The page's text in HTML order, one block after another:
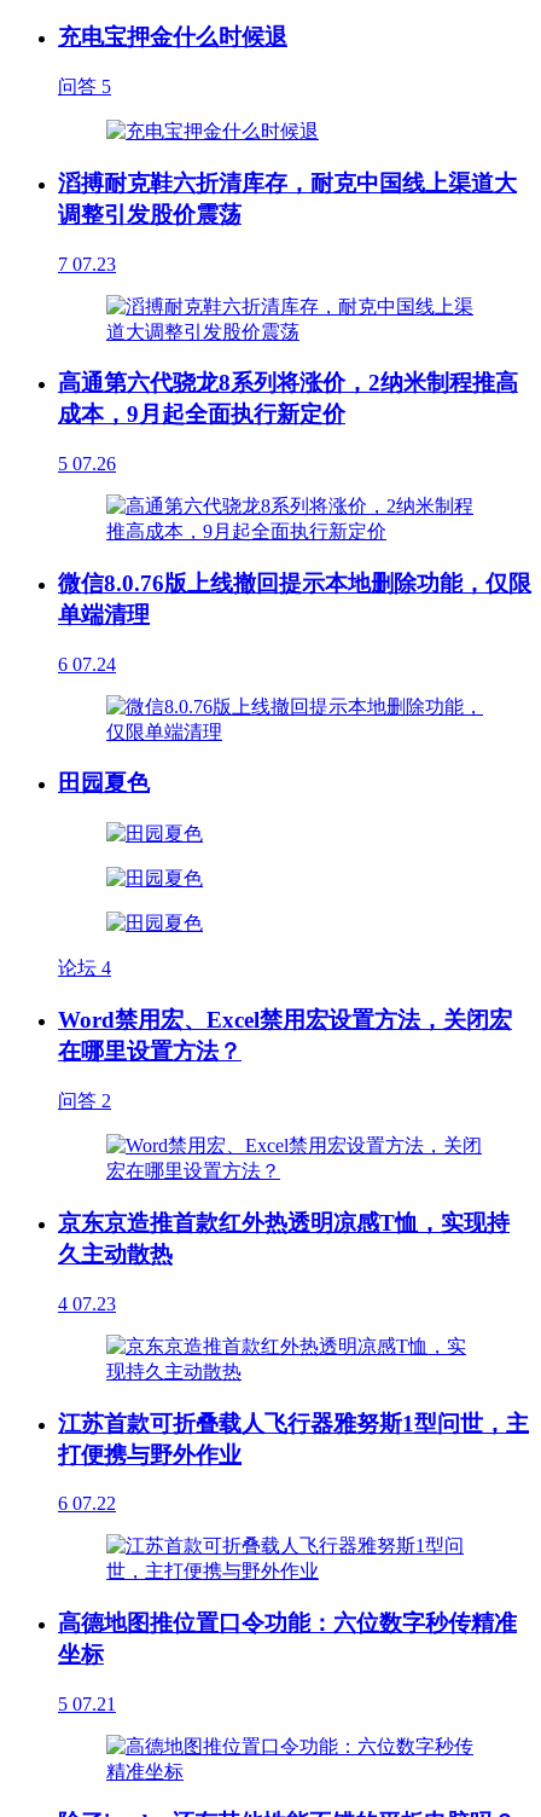
充电宝押金什么时候退
问答 5
滔搏耐克鞋六折清库存，耐克中国线上渠道大
调整引发股价震荡
7 07.23
高通第六代骁龙8系列将涨价，2纳米制程推高
成本，9月起全面执行新定价
5 07.26
微信8.0.76版上线撤回提示本地删除功能，仅限
单端清理
6 07.24
田园夏色
论坛 4
Word禁用宏、Excel禁用宏设置方法，关闭宏
在哪里设置方法？
问答 2
京东京造推首款红外热透明凉感T恤，实现持
久主动散热
4 07.23
江苏首款可折叠载人飞行器雅努斯1型问世，主
打便携与野外作业
6 07.22
高德地图推位置口令功能：六位数字秒传精准
坐标
5 07.21